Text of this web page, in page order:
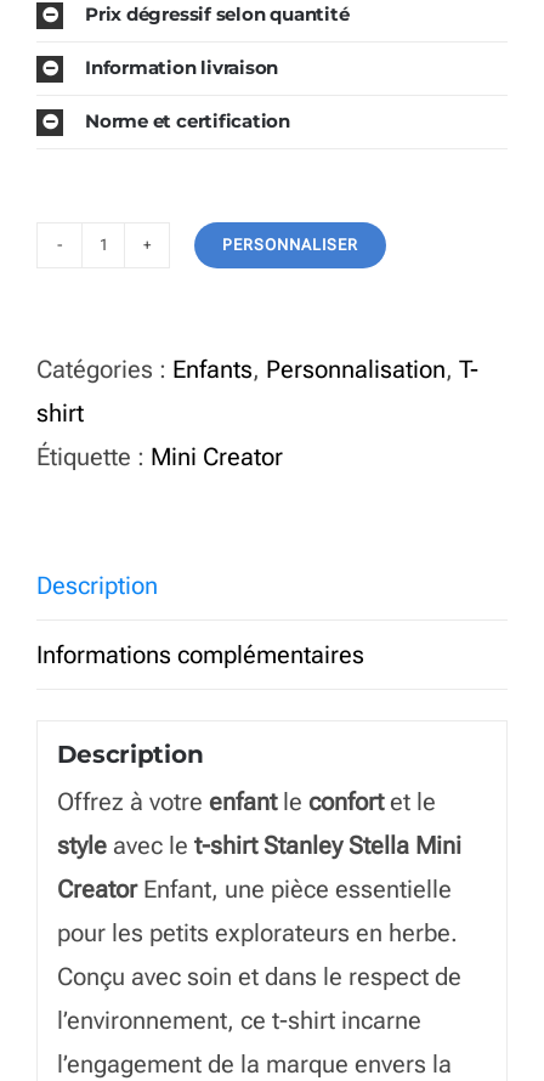
Prix dégressif selon quantité
Information livraison
Norme et certification
Enfant
Creator
PERSONNALISER
Catégories : Enfants, Personnalisation,T-
shirt
Étiquette : Mini Creator
Description
Informations complémentaires
Description
Offrez à votre enfantle confortet le
styleavec le t-shirt Stanley Stella Mini
CreatorEnfant, une pièce essentielle
pour les petits explorateurs en herbe.
Conçu avec soin et dans le respect de
l’environnement, ce t-shirt incarne
l’engagement de la marque envers la